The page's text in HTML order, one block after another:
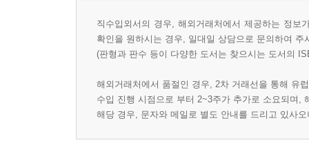
직수입외서의 경우, 해외거래처에서 제공하는 정
확인을 원하시는 경우, 일대일 상담으로 문의하여 주
(판형과 판수 등이 다양한 도서는 찾으시는 도서의
해외거래처에서 품절인 경우, 2차 거래선을 통해 유
수입 진행 시점으로 부터 2~3주가 추가로 소요되며,
해당 경우, 문자와 메일로 별도 안내를 드리고 있사